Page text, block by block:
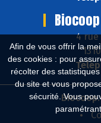
Afin de vous offrir la
des cookies : pour
récolter des
du site et vous
sécurité. Vous
4